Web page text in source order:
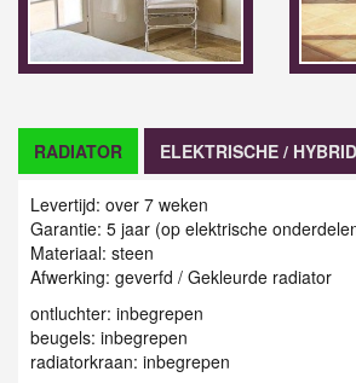
RADIATOR ELEKTRISCHE /
Levertijd: over 7 weken
Garantie: 5 jaar (op elektrische
Materiaal: steen
Afwerking: geverfd / Gekleurde radiator
ontluchter: inbegrepen
beugels: inbegrepen
radiatorkraan: inbegrepen